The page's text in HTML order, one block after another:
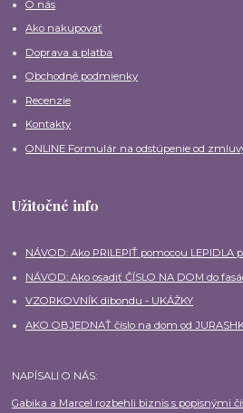
O nás
Ako nakupovať
Doprava a platba
Obchodné podmienky
Recenzie
Kontakty
ONLINE Formulár na odstúpenie od
Užitočné info
NÁVOD: Ako PRILEPIŤ pomocou LEPIDLA
NÁVOD: Ako osadiť ČÍSLO NA DOM do
VZORKOVNÍK dibondu - UKÁŽKY
AKO OBJEDNAŤ číslo na dom od
NAPÍSALI O NÁS:
Gabika a Marcel rozbehli biznis s popisnými